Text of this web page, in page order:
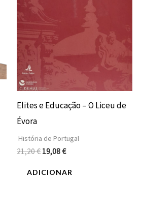
Elites e Educação – O Liceu de
Évora
História de Portugal
21,20€ 19,08€
ADICIONAR